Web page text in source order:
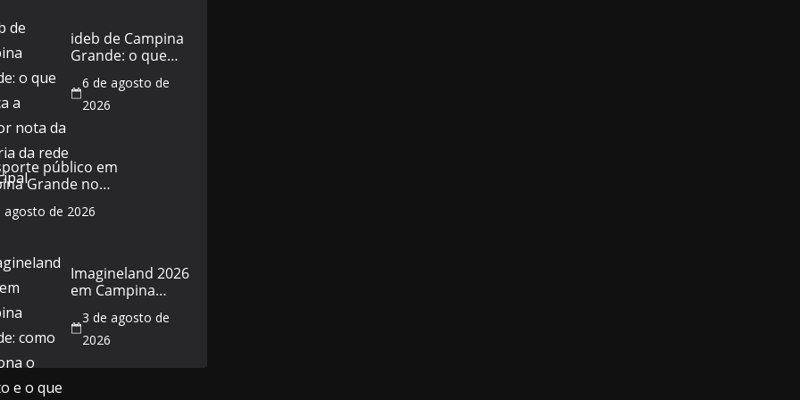
ideb de Campina
Grande: o que
nota da história
da rede municipal
6 de agosto de
2026
público em
Grande no
de 5 de agosto:
e o que
agosto de 2026
Imagineland 2026
em Campina
funciona o evento
e o que esperar
3 de agosto de
2026